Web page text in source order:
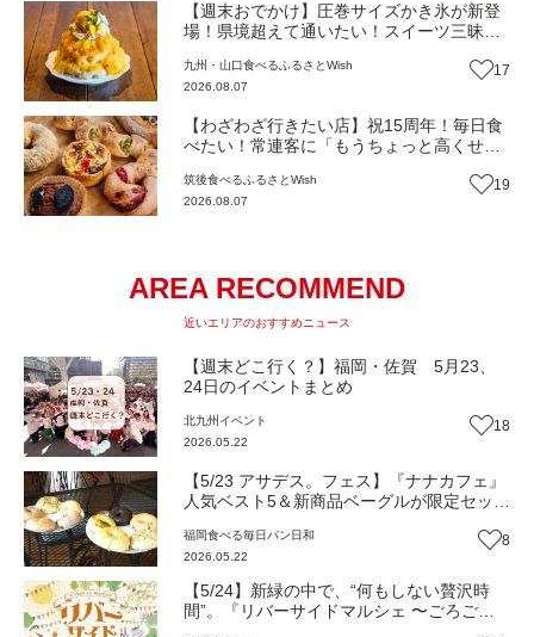
【週末おでかけ】圧巻サイズかき氷が新登
場！県境超えて通いたい！スイーツ三昧の
（大分・日田市）【まち歩き】
九州・山口食べるふるさとWish
2026.08.07
17
【わざわざ行きたい店】祝15周年！毎日食
べたい！常連客に「もうちょっと高くせん
おいしいもの『ニコパン』（福岡・大木
町）【まち歩き】
筑後食べるふるさとWish
2026.08.07
19
AREA RECOMMEND
近いエリアのおすすめニュース
【週末どこ行く？】福岡・佐賀 5月23、
24日のイベントまとめ
北九州 イベント
2026.05.22
18
【5/23 アサデス。フェス】『ナナカフェ』
人気ベスト5＆新商品ベーグルが限定セット
福岡食べる毎日パン日和
2026.05.22
8
【5/24】新緑の中で、“何もしない贅沢時
間”。『リバーサイドマルシェ 〜ごろごろ